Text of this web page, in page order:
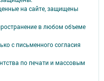
на сайте, защищены
в любом объеме
с письменного согласия
по печати и массовым